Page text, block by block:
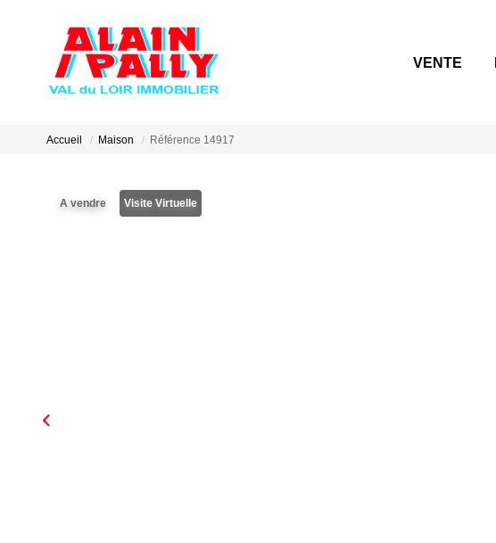
VENTE
Accueil Maison Référence 14917
A vendre Visite Virtuelle